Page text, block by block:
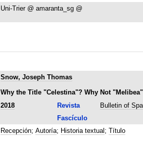
Uni-Trier @ amaranta_sg @
Snow, Joseph Thomas
Why the Title "Celestina"? Why Not
2018 Revista Bulletin of
Fascículo
Recepción; Autoría; Historia textual ; Título